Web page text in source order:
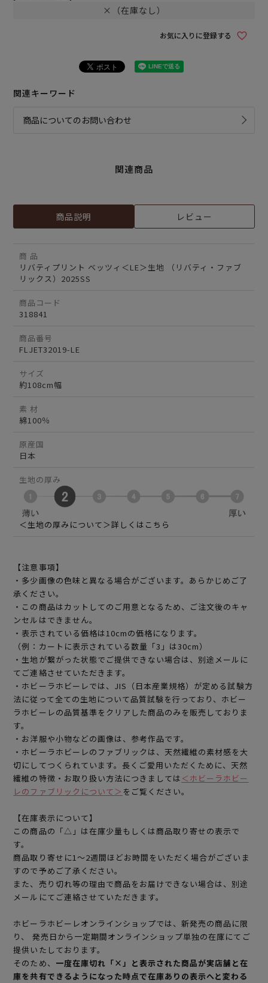
×（在庫なし）
お気に入りに登録する
関連キーワード
商品についてのお問い合わせ
関連商品
商品説明 レビュー
商 品
リバティプリント ベッツィ＜LE＞生地 （リバティ・ファブ
リックス）2025SS
商品コード
318841
商品番号
FLJET32019-LE
サイズ
約108cm幅
素 材
綿100％
原産国
日本
生地の厚み
＜生地の厚みについて＞詳しくはこちら
【注意事項】
・多少画像の色味と異なる場合がございます。あらかじめご了
承ください。
・この商品はカットしてのご用意となるため、ご注文後のキャ
ンセルはできません。
・表示されている価格は10cmの価格になります。
（例：カートに表示されている数量「3」は30cm）
・生地が繋がった状態でご提供できない場合は、別途メールに
てご連絡させていただきます。
・ホビーラホビーレでは、JIS（日本産業規格）が定める試験方
法に従って全ての生地について品質試験を行っており、ホビー
ラホビーレの品質基準をクリアした商品のみを販売しておりま
す。
・お洋服や小物などの画像は、参考作品です。
・ホビーラホビーレのファブリックは、天然繊維の素材感を大
切にしてつくられています。長くご愛用いただくために、天然
繊維の特徴・お取り扱い方法につきましては ＜ホビーラホビー
レのファブリックについて＞ をご覧ください。
【在庫表示について】
この商品の「△」は在庫少量もしくは商品取り寄せの表示で
す。
商品取り寄せに1～2週間ほどお時間をいただく場合がございま
すので予めご了承ください。
また、売り切れ等の理由で商品をお届けできない場合は、別途
メールにてご連絡させていただきます。
ホビーラホビーレオンラインショップでは、新発売の商品に限
り、 発売日から一定期間オンラインショップ単独の在庫にてご
提供いたしております。
そのため、 一度在庫切れ「×」と表示された商品が実店舗と在
庫を共有できるようになった時点で在庫ありの表示へと変わる